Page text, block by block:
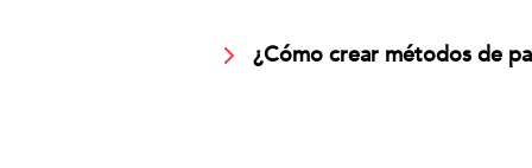
¿Cómo crear métodos de